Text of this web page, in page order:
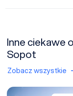
Inne ciekawe
Sopot
Zobacz wszystkie
Radisson Blu